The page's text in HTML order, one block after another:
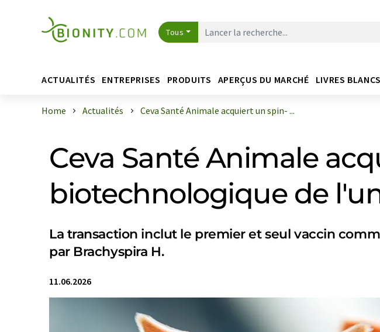
Tous
ACTUALITÉS ENTREPRISES PRODUITS APERÇUS DU MARCHÉ LIVRES BLANCS
Home Actualités Ceva Santé Animale acquiert un spin- ...
Ceva Santé Animale
biotechnologique de
La transaction inclut le premier et seul vaccin
par Brachyspira H.
11.06.2026